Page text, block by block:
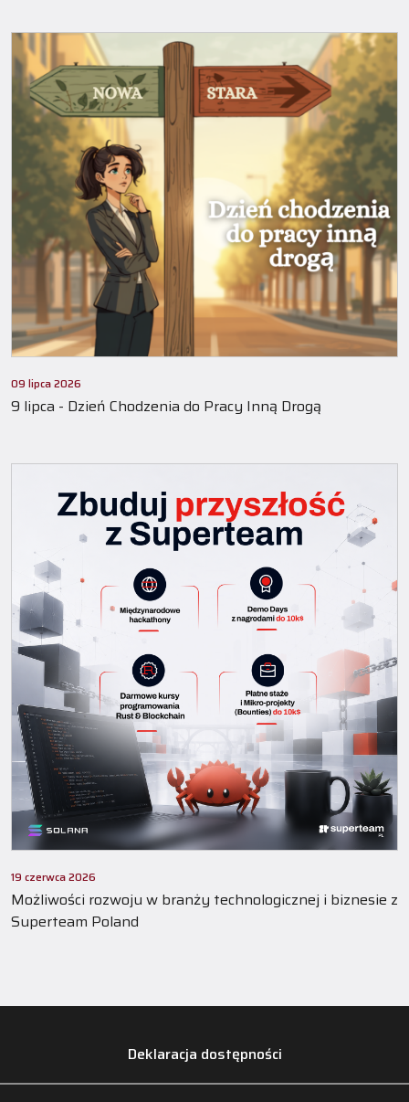
09 lipca 2026
9 lipca - Dzień Chodzenia do Pracy Inną Drogą
19 czerwca 2026
Możliwości rozwoju w branży technologicznej i biznesie z
Superteam Poland
Deklaracja dostępności